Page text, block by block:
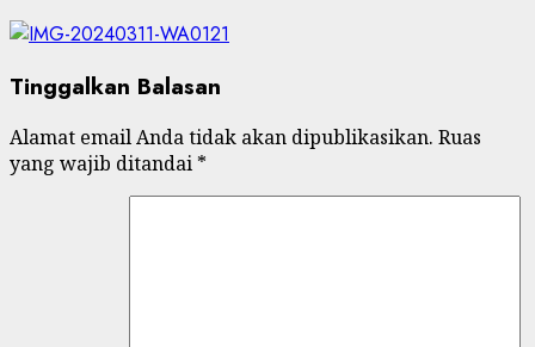
Tinggalkan Balasan
Alamat email Anda tidak akan dipublikasikan. Ruas
yang wajib ditandai *